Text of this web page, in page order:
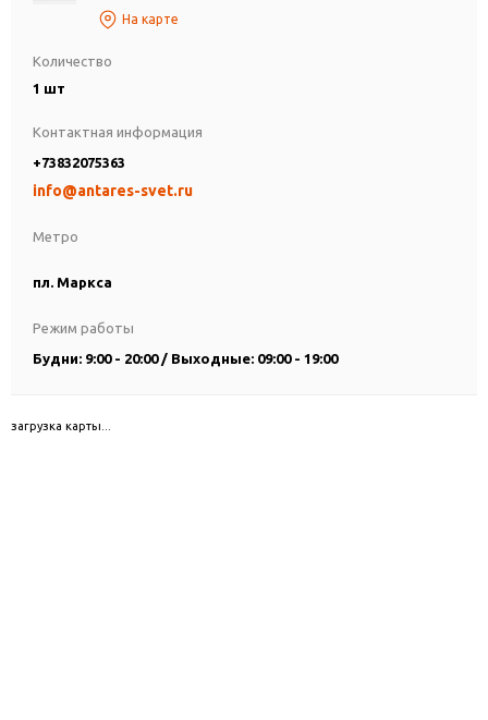
На карте
Количество
1 шт
Метро
пл. Маркса
Контактная информация
+73832075363
info@antares-svet.ru
Режим работы
Будни: 9:00 - 20:00 / Выходные: 09:00 - 19:00
загрузка карты...